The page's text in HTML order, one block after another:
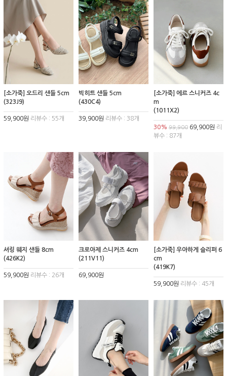
[소가죽] 오드리 샌들 5cm
(323J9)
59,900원 리뷰수 : 55개
빅히트 샌들 5cm
(430C4)
39,900원 리뷰수 : 38개
[소가죽] 에르 스니커즈 4c
m
(1011X2)
30% 99,90069,900원 리
뷰수 : 87개
셔링 웨지 샌들 8cm
(426K2)
59,900원 리뷰수 : 26개
크로아제 스니커즈 4cm
(211V11)
69,900원
[소가죽] 우아하게 슬리퍼 6
cm
(419K7)
59,900원 리뷰수 : 45개